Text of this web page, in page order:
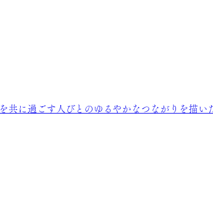
共に過ごす人びとのゆるやかなつながりを描い